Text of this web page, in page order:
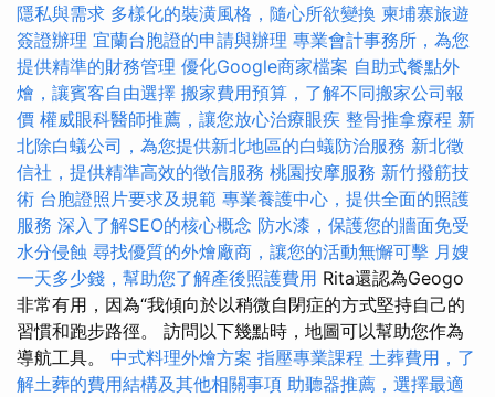
隱私與需求 多樣化的裝潢風格，隨心所欲變換 柬埔寨旅遊
簽證辦理 宜蘭台胞證的申請與辦理 專業會計事務所，為您
提供精準的財務管理 優化Google商家檔案 自助式餐點外
燴，讓賓客自由選擇 搬家費用預算，了解不同搬家公司報
價 權威眼科醫師推薦，讓您放心治療眼疾 整骨推拿療程 新
北除白蟻公司，為您提供新北地區的白蟻防治服務 新北徵
信社，提供精準高效的徵信服務 桃園按摩服務 新竹撥筋技
術 台胞證照片要求及規範 專業養護中心，提供全面的照護
服務 深入了解SEO的核心概念 防水漆，保護您的牆面免受
水分侵蝕 尋找優質的外燴廠商，讓您的活動無懈可擊 月嫂
一天多少錢，幫助您了解產後照護費用 Rita還認為Geogo
非常有用，因為“我傾向於以稍微自閉症的方式堅持自己的
習慣和跑步路徑。 訪問以下幾點時，地圖可以幫助您作為
導航工具。 中式料理外燴方案 指壓專業課程 土葬費用，了
解土葬的費用結構及其他相關事項 助聽器推薦，選擇最適